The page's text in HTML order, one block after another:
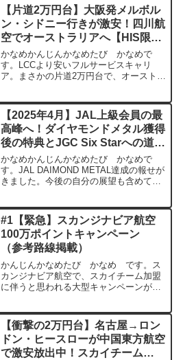
【片道2万円台】大阪発メルボル
ン・シドニー行きが激安！四川航
空でオーストラリアへ【HIS限
定】【2025年11〜12月】
かなめかんじんかなめたび かなめで
す。LCCより安いフルサービスキャリ
ア。まさかの片道2万円台で、オーストラ
この価格帯は、近年ほとんど見たことが
ありません。✅ フライ...
【2025年4月】JAL上級会員の最
高峰へ！ダイヤモンドメタル獲得
後の特典とJGC Six Starへの道
【JAL DAIMOND METAL達成】
かなめかんじんかなめたび かなめで
す。JAL DAIMOND METAL達成の報せが
きました。今後の自分の展望も含めて、
まな特典があります。その中でも最上級
のステータ...
#1【緊急】スカンジナビア航空
100万ポイントキャンペーン
（参考路線掲載）
かんじんかなめたび かなめ です。ス
カンジナビア航空で、スカイチーム加盟
に伴うと思われる大型キャンペーンが始
にしましたので、そちらも併せてご紹介
します。1. ユーロボー...
【衝撃の2万円台】名古屋→ロン
ドン・ヒースローが中国東方航空
で激安放出中！スカイチーム